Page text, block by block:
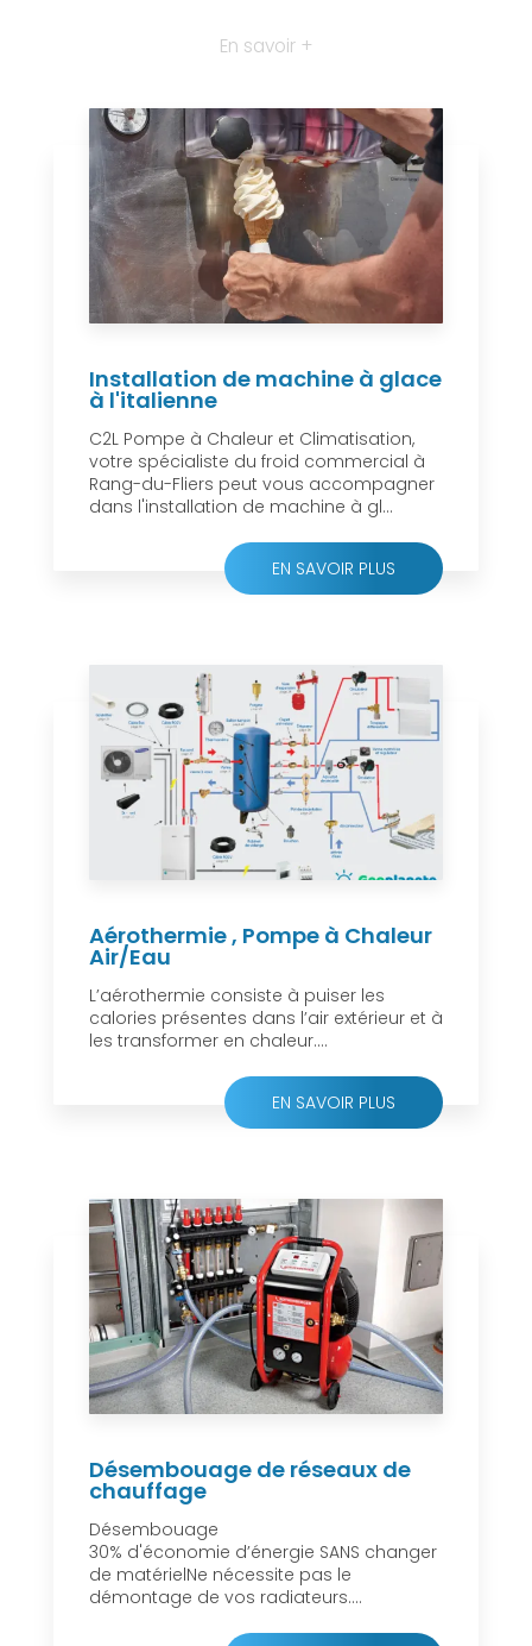
En savoir +
Installation de machine à glace
à l'italienne
C2L Pompe à Chaleur et Climatisation,
votre spécialiste du froid commercial à
Rang-du-Fliers peut vous accompagner
dans l'installation de machine à gl...
EN SAVOIR PLUS
Aérothermie , Pompe à Chaleur
Air/Eau
L’aérothermie consiste à puiser les
calories présentes dans l’air extérieur et à
les transformer en chaleur....
EN SAVOIR PLUS
Désembouage de réseaux de
chauffage
Désembouage
30% d'économie d’énergie SANS changer
de matérielNe nécessite pas le
démontage de vos radiateurs....